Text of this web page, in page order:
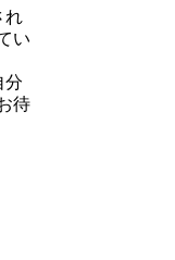
れ
い
分
待